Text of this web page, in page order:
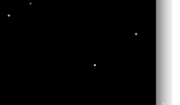
משלוח